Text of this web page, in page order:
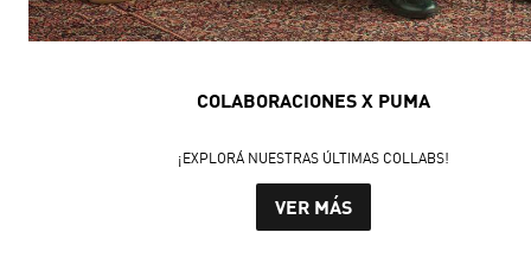
COLABORACIONES X PUMA
¡EXPLORÁ NUESTRAS ÚLTIMAS COLLABS!
VER MÁS